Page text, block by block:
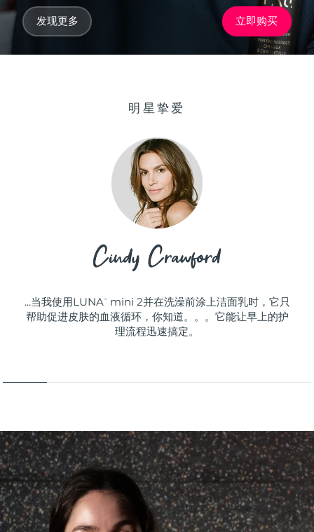
发现更多 立即购买
明星挚爱
...当我使用LUNA ™
mini 2并在洗澡前涂上洁面乳时，它只
帮助促进皮肤的血液循环，你知道。。。它能让早上的护
理流程迅速搞定。